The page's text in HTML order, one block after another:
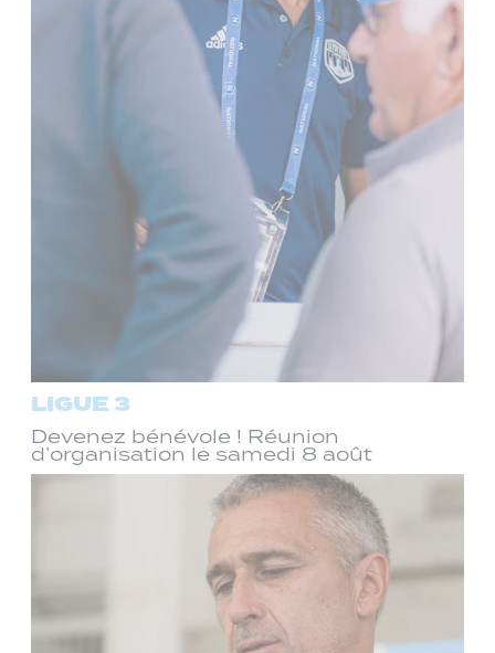
LIGUE 3
Devenez bénévole ! Réunion
d’organisation le samedi 8 août